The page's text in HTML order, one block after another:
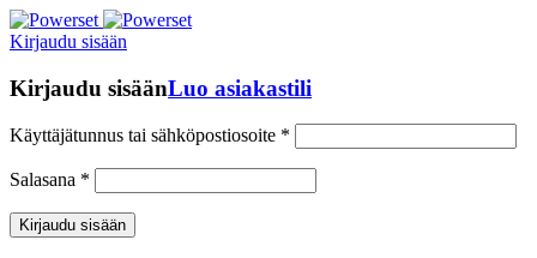
Kirjaudu sisään
Kirjaudu sisäänLuo asiakastili
Käyttäjätunnus tai sähköpostiosoite *
Salasana *
Kirjaudu sisään